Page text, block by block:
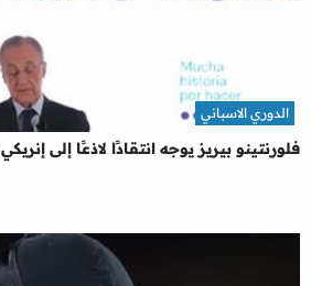
فلورنتينو بيريز يوجه انتقادًا لاذعًا إلى
الدوري الاسباني